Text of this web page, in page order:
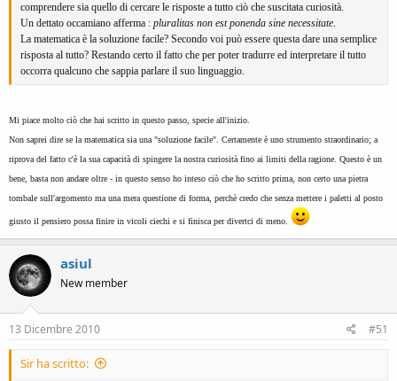
comprendere sia quello di cercare le risposte a tutto ciò che suscitata curiosità.
Un dettato occamiano afferma : pluralitas non est ponenda sine necessitate.
La matematica è la soluzione facile? Secondo voi può essere questa dare una semplice
risposta al tutto? Restando certo il fatto che per poter tradurre ed interpretare il tutto
occorra qualcuno che sappia parlare il suo linguaggio.
Mi piace molto ciò che hai scritto in questo passo, specie all'inizio.
Non saprei dire se la matematica sia una "soluzione facile". Certamente è uno strumento straordinario; a
riprova del fatto c'è la sua capacità di spingere la nostra curiosità fino ai limiti della ragione. Questo è un
bene, basta non andare oltre - in questo senso ho inteso ciò che ho scritto prima, non certo una pietra
tombale sull'argomento ma una mera questione di forma, perchè credo che senza mettere i paletti al posto
giusto il pensiero possa finire in vicoli ciechi e si finisca per divertci di meno.
asiul
New member
13 Dicembre 2010 #51
Sir ha scritto: